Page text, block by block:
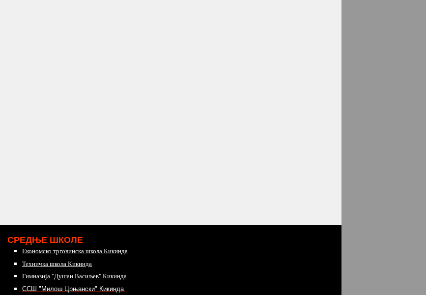
СРЕДЊЕ ШКОЛЕ
Економско трговинска школа Кикинда
Техничка школа Кикинда
Гимназија "Душан Васиљев" Кикинда
ССШ "Милош Црњански" Кикинда